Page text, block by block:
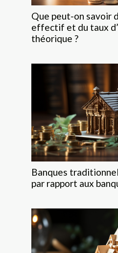
Que peut-on savoir
effectif et du taux
théorique ?
Banques
par rapport aux